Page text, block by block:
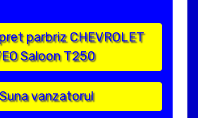
parbriz CHEVROLET
Saloon T250
vanzatorul